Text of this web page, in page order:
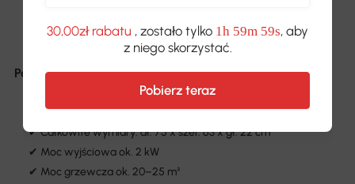
✔ Zawiera akcesoria do montażu ściennego
✔ Wygodny i łatwy montaż i konserwacja
Parametry:
✔ Główny materiał: stal nierdzewna
✔ Całkowite wymiary: dł. 75 x szer. 63 x gł. 22 cm
✔ Moc wyjściowa ok. 2 kW
✔ Moc grzewcza ok. 20–25 m²
30,00zł rabatu , zostało tylko 1h 59m 59s, aby
z niego skorzystać.
Pobierz teraz